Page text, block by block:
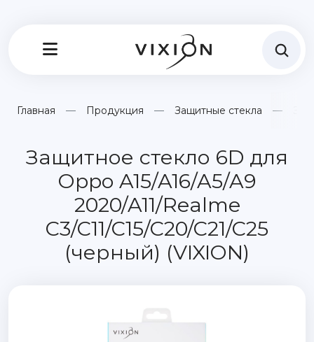
Главная Продукция Защитные стекла
Защитное стекло 6D для
Oppo A15/A16/A5/A9
2020/A11/Realme
C3/C11/C15/C20/C21/C25
(черный) (VIXION)